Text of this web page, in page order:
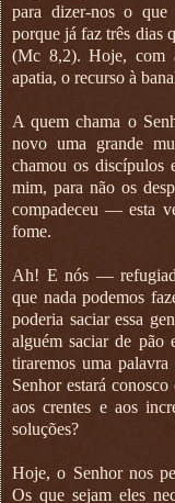
para dizer-nos o que
porque já faz três dias
(Mc 8,2). Hoje, com
apatia, o recurso à
A quem chama o
novo uma grande
chamou os discípulos
mim, para não os
compadeceu — esta
fome.
Ah! E nós —
que nada podemos
poderia saciar essa
alguém saciar de pão
tiraremos uma
Senhor estará
aos crentes e aos
soluções?
Hoje, o Senhor nos
Os que sejam eles